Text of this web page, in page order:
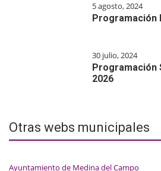
5 agosto, 2024
Programación
30 julio, 2024
Programación
2026
Otras webs municipales
Ayuntamiento de Medina del Campo